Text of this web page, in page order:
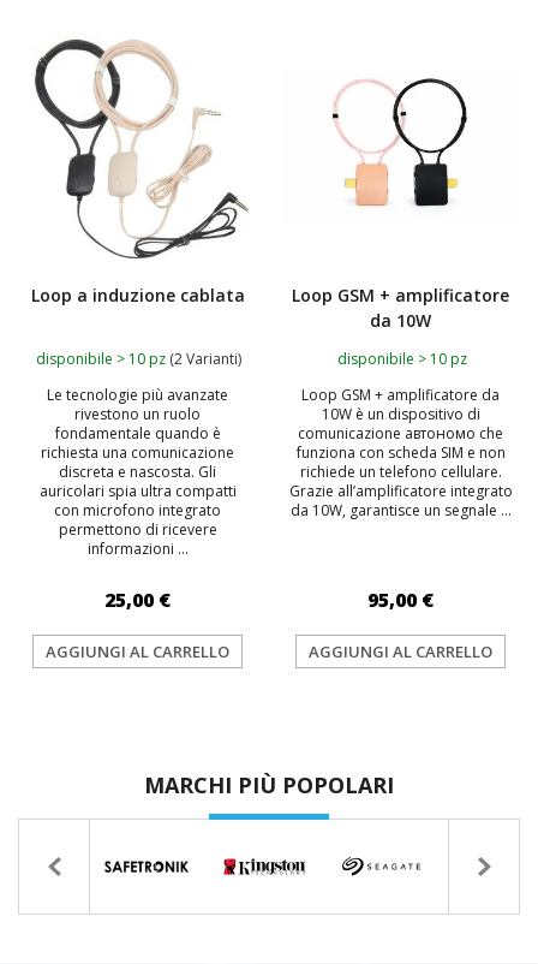
Loop a induzione cablata
disponibile > 10 pz (2 Varianti)
Le tecnologie più avanzate
rivestono un ruolo
fondamentale quando è
richiesta una comunicazione
discreta e nascosta. Gli
auricolari spia ultra compatti
con microfono integrato
permettono di ricevere
informazioni ...
25,00 €
AGGIUNGI AL CARRELLO
Loop GSM + amplificatore
da 10W
disponibile > 10 pz
Loop GSM + amplificatore da
10W è un dispositivo di
comunicazione автономo che
funziona con scheda SIM e non
richiede un telefono cellulare.
Grazie all’amplificatore integrato
da 10W, garantisce un segnale ...
95,00 €
AGGIUNGI AL CARRELLO
MARCHI PIÙ POPOLARI